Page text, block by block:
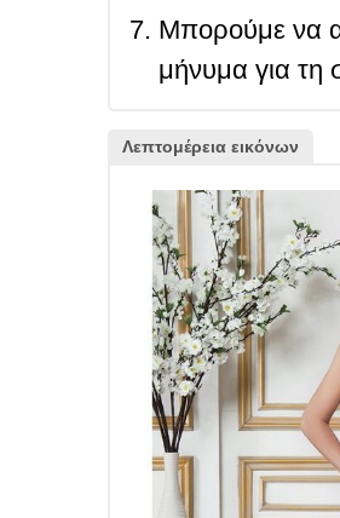
Μπορούμε να
μήνυμα για τη
Λεπτομέρεια εικόνων